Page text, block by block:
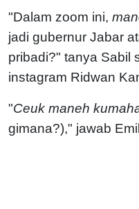
"Dalam zoom ini,
jadi gubernur Jabar
pribadi?" tanya Sabil
instagram Ridwan
"Ceuk maneh
gimana?)," jawab